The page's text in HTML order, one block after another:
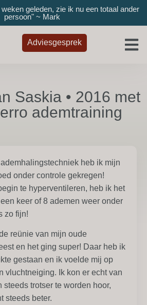
geleden, zie ik nu een totaal ander
persoon" ~ Mark
Adviesgesprek
Saskia • 2016 met
ademtraining
heb ik mijn
onder controle gekregen!
te hyperventileren, heb ik het
keer of 8 ademen weer onder
zo fijn!
reünie van mijn oude
en het ging super! Daar heb ik
gestaan en ik voelde mij op
vluchtneiging. Ik kon er echt van
steeds trotser te worden hoor,
steeds beter.